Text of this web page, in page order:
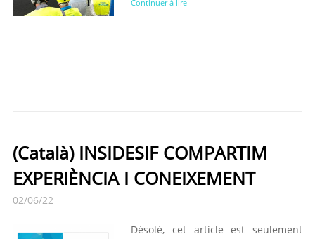
Continuer à lire
(Català) INSIDESIF COMPARTIM
EXPERIÈNCIA I CONEIXEMENT
02/06/22
Désolé, cet article est seulement